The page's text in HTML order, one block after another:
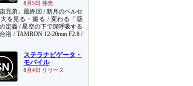
8月5日 発売
宙兄弟」最終回 / 新月のペルセ
を見る・撮る / 変わる「惑
定義 / 星空の下で深呼吸する
浴 / TAMRON 12-20mm F2.8 /
ステラナビゲータ・
モバイル
8月4日 リリース